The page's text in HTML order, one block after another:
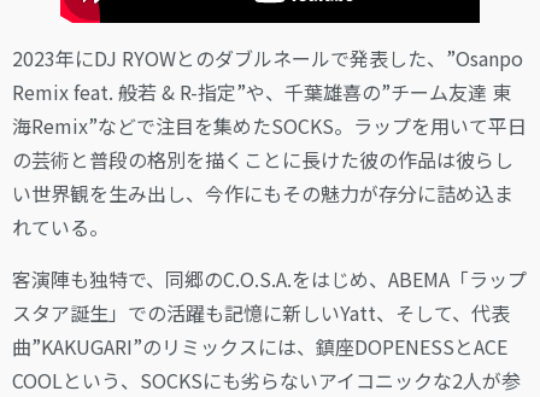
2023年にDJ RYOWとのダブルネールで発表した、”Osanpo
Remix feat. 般若 & R-指定”や、千葉雄喜の”チーム友達 東
海Remix”などで注目を集めたSOCKS。ラップを用いて平日
の芸術と普段の格別を描くことに長けた彼の作品は彼らし
い世界観を生み出し、今作にもその魅力が存分に詰め込ま
れている。
客演陣も独特で、同郷のC.O.S.A.をはじめ、ABEMA「ラップ
スタア誕生」での活躍も記憶に新しいYatt、そして、代表
曲”KAKUGARI”のリミックスには、鎮座DOPENESSとACE
COOLという、SOCKSにも劣らないアイコニックな2人が参